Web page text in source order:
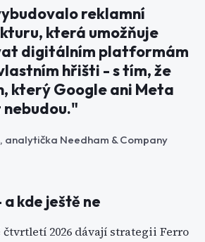
reklamní
která umožňuje
digitálním platformám
hřišti - s tím, že
který Google ani Meta
analytička Needham & Company
a kde ještě ne
2026 dávají strategii Ferro